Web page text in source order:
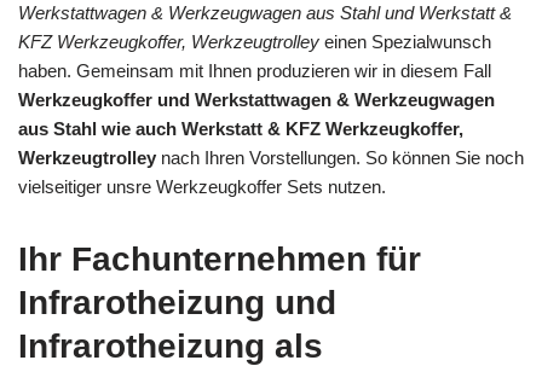
Werkstattwagen & Werkzeugwagen aus Stahl und Werkstatt &
KFZ Werkzeugkoffer, Werkzeugtrolley einen Spezialwunsch
haben. Gemeinsam mit Ihnen produzieren wir in diesem Fall
Werkzeugkoffer und Werkstattwagen & Werkzeugwagen
aus Stahl wie auch Werkstatt & KFZ Werkzeugkoffer,
Werkzeugtrolley nach Ihren Vorstellungen. So können Sie noch
vielseitiger unsre Werkzeugkoffer Sets nutzen.
Ihr Fachunternehmen für
Infrarotheizung und
Infrarotheizung als